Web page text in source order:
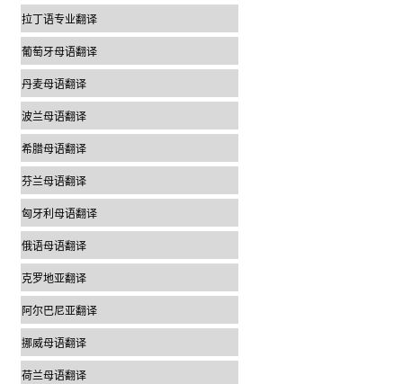
拉丁语专业翻译
葡萄牙母语翻译
丹麦母语翻译
波兰母语翻译
希腊母语翻译
芬兰母语翻译
匈牙利母语翻译
俄语母语翻译
克罗地亚翻译
阿尔巴尼亚翻译
挪威母语翻译
荷兰母语翻译